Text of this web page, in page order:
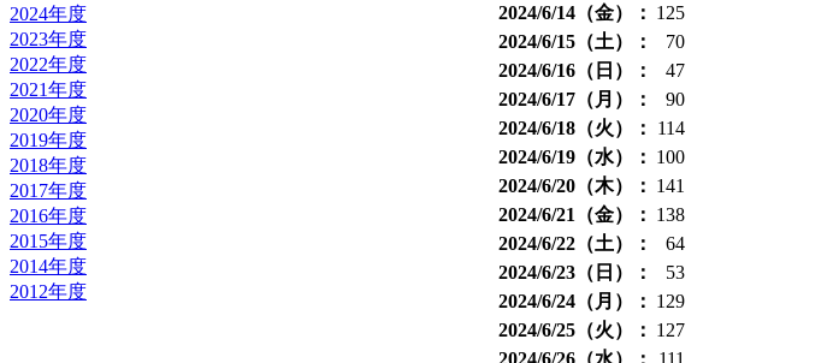
2024年度
2023年度
2022年度
2021年度
2020年度
2019年度
2018年度
2017年度
2016年度
2015年度
2014年度
2012年度
2024/6/14（金）： 125
2024/6/15（土）：
70
2024/6/16（日）：
47
2024/6/17（月）：
90
2024/6/18（火）：
114
2024/6/19（水）： 100
2024/6/20（木）： 141
2024/6/21（金）： 138
2024/6/22（土）：
64
2024/6/23（日）：
53
2024/6/24（月）： 129
2024/6/25（火）： 127
2024/6/26（水）：
111